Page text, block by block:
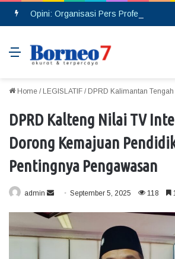
Menu
Home / LEGISLATIF / DPRD Kalimantan Tengah
DPRD Kalteng Nilai TV
Dorong Kemajuan
Pentingnya Pengawasan
admin
d
September 5, 2025 118